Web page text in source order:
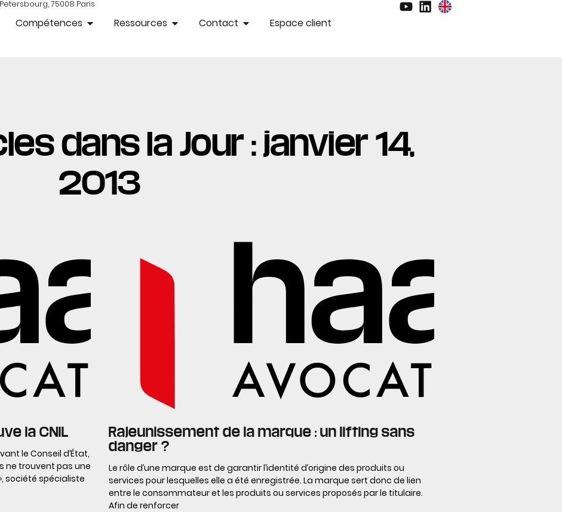
75008 Paris
Compétences Ressources Contact Espace client
dans la Jour : janvier 14,
2013
la CNIL
le Conseil d’État,
ne trouvent pas une
société spécialiste
Rajeunissement de la marque : un lifting sans
danger ?
Le rôle d’une marque est de garantir l’identité d’origine des produits ou
services pour lesquelles elle a été enregistrée. La marque sert donc de lien
entre le consommateur et les produits ou services proposés par le titulaire.
Afin de renforcer